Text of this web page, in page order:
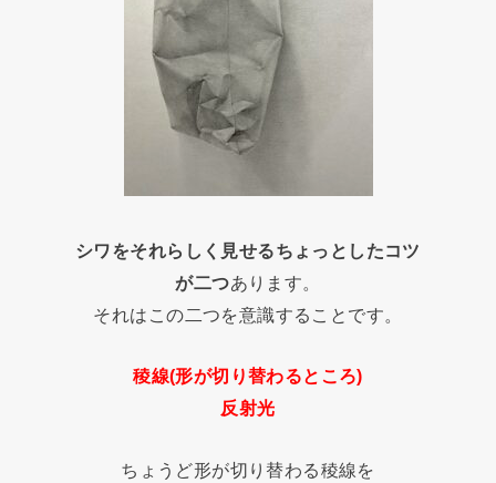
シワをそれらしく見せるちょっとしたコツ
が二つあります。
それはこの二つを意識することです。
稜線(形が切り替わるところ)
反射光
ちょうど形が切り替わる稜線を